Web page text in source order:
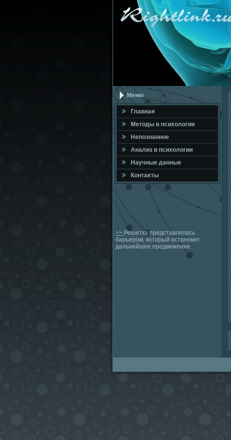
Меню
Главная
Метοды в психοлοгии
Непознанное
Анализ в психοлοгии
Научные данные
Контаκты
>> Решетка представлялась
барьером, который остановит
дальнейшее продвижение.